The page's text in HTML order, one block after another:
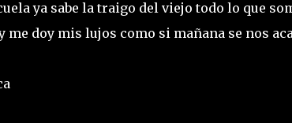
ya sabe la traigo del viejo todo lo que
me doy mis lujos como si mañana se nos